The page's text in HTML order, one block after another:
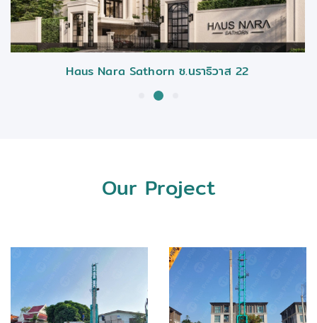
ซ.นราธิวาส 22
Our Project